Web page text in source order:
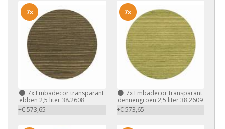
7x Embadecor transparant
ebben 2,5 liter 38.2608
+€ 573,65
7x
7xEmbadecor transparant
dennengroen 2,5 liter 38.2609
+€ 573,65
7x